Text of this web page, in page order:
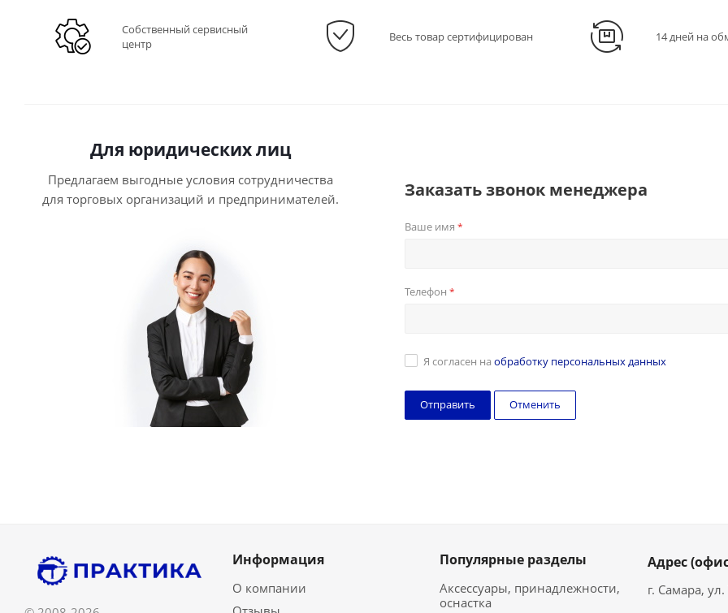
Собственный сервисный
центр
Весь товар сертифицирован 14 дней на
Для юридических лиц
Предлагаем выгодные условия сотрудничества
для торговых организаций и предпринимателей.
Заказать звонок менеджера
Ваше имя *
Телефон *
Я согласен на обработку персональных данных
Отменить
Информация
О компании
Популярные разделы
Аксессуары, принадлежности,
оснастка
Адрес
г. Самара,